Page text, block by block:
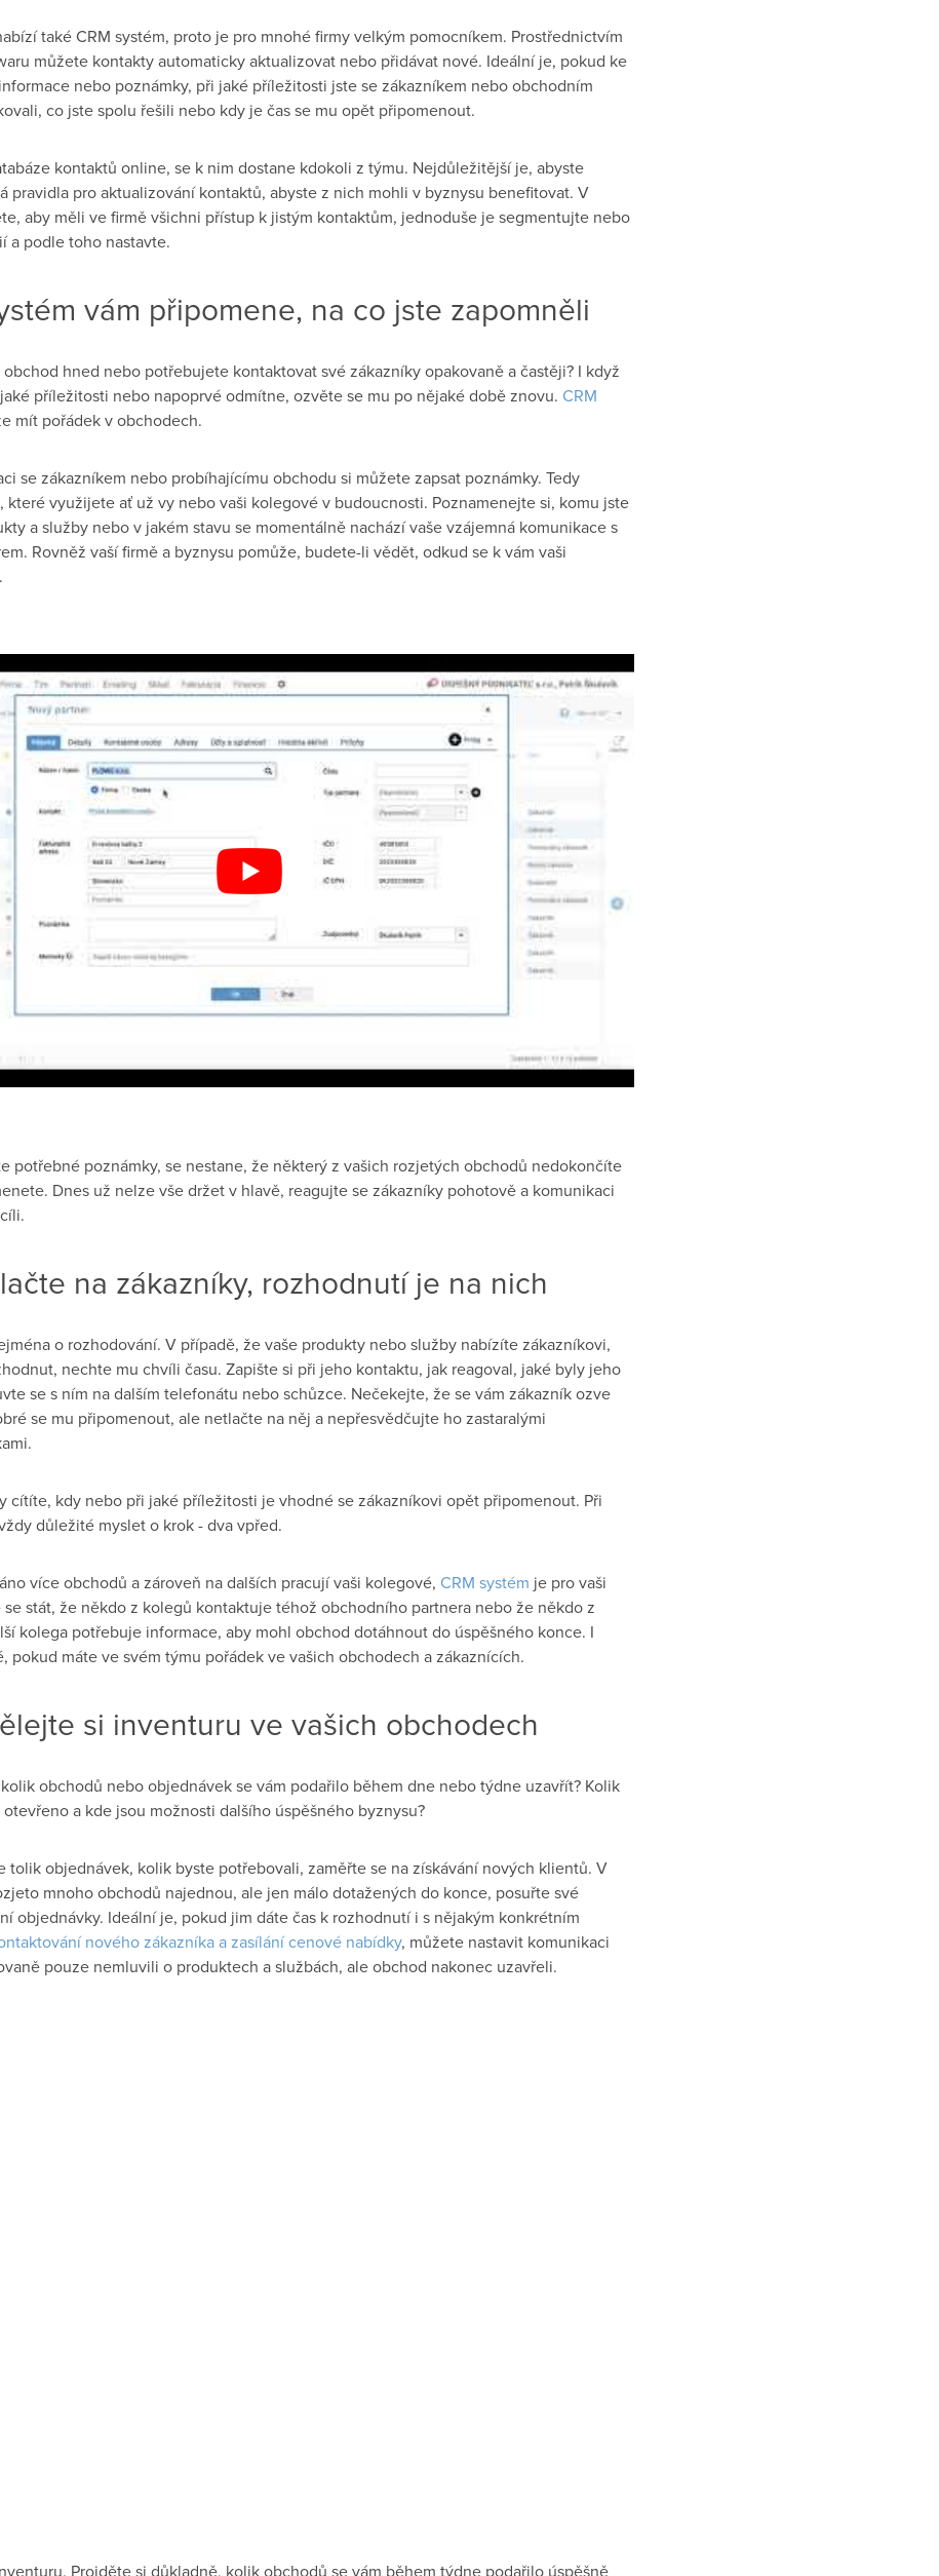
také CRM systém, proto je pro mnohé firmy velkým pomocníkem. Prostřednictvím
můžete kontakty automaticky aktualizovat nebo přidávat nové. Ideální je, pokud ke
nebo poznámky, při jaké příležitosti jste se zákazníkem nebo obchodním
co jste spolu řešili nebo kdy je čas se mu opět připomenout.
kontaktů online, se k nim dostane kdokoli z týmu. Nejdůležitější je, abyste
pravidla pro aktualizování kontaktů, abyste z nich mohli v byznysu benefitovat. V
aby měli ve firmě všichni přístup k jistým kontaktům, jednoduše je segmentujte nebo
a podle toho nastavte.
vám připomene, na co jste zapomněli
obchod hned nebo potřebujete kontaktovat své zákazníky opakovaně a častěji? I když
příležitosti nebo napoprvé odmítne, ozvěte se mu po nějaké době znovu. CRM
mít pořádek v obchodech.
se zákazníkem nebo probíhajícímu obchodu si můžete zapsat poznámky. Tedy
které využijete ať už vy nebo vaši kolegové v budoucnosti. Poznamenejte si, komu jste
a služby nebo v jakém stavu se momentálně nachází vaše vzájemná komunikace s
Rovněž vaší firmě a byznysu pomůže, budete-li vědět, odkud se k vám vaši
potřebné poznámky, se nestane, že některý z vašich rozjetých obchodů nedokončíte
Dnes už nelze vše držet v hlavě, reagujte se zákazníky pohotově a komunikaci
na zákazníky, rozhodnutí je na nich
o rozhodování. V případě, že vaše produkty nebo služby nabízíte zákazníkovi,
nechte mu chvíli času. Zapište si při jeho kontaktu, jak reagoval, jaké byly jeho
se s ním na dalším telefonátu nebo schůzce. Nečekejte, že se vám zákazník ozve
se mu připomenout, ale netlačte na něj a nepřesvědčujte ho zastaralými
cítíte, kdy nebo při jaké příležitosti je vhodné se zákazníkovi opět připomenout. Při
důležité myslet o krok - dva vpřed.
více obchodů a zároveň na dalších pracují vaši kolegové, CRM systém je pro vaši
stát, že někdo z kolegů kontaktuje téhož obchodního partnera nebo že někdo z
kolega potřebuje informace, aby mohl obchod dotáhnout do úspěšného konce. I
pokud máte ve svém týmu pořádek ve vašich obchodech a zákaznících.
si inventuru ve vašich obchodech
obchodů nebo objednávek se vám podařilo během dne nebo týdne uzavřít? Kolik
a kde jsou možnosti dalšího úspěšného byznysu?
tolik objednávek, kolik byste potřebovali, zaměřte se na získávání nových klientů. V
mnoho obchodů najednou, ale jen málo dotažených do konce, posuřte své
objednávky. Ideální je, pokud jim dáte čas k rozhodnutí i s nějakým konkrétním
nového zákazníka a zasílání cenové nabídky, můžete nastavit komunikaci
pouze nemluvili o produktech a službách, ale obchod nakonec uzavřeli.
Projděte si důkladně, kolik obchodů se vám během týdne podařilo úspěšně